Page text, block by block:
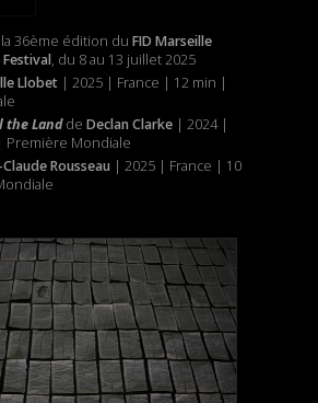
36ème édition du FID Marseille
, du 8 au 13 juillet 2025
Llobet| 2025 | France | 12 min |
the Landde Declan Clarke| 2024 |
Première Mondiale
Claude Rousseau | 2025 | France | 10